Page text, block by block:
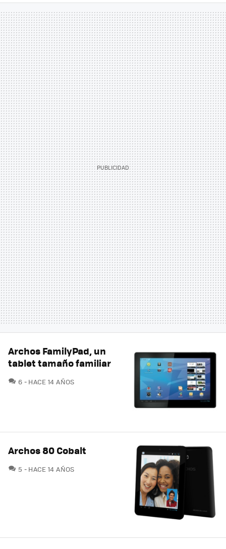
Archos FamilyPad, un
tablet tamaño familiar
6 COMENTARIOS
HACE 14 AÑOS
Archos 80 Cobalt
5 COMENTARIOS
HACE 14 AÑOS